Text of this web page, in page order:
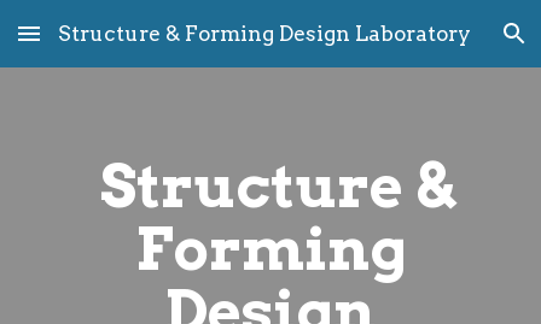
Skip to main content Skip to navigation
Structure & Forming Design Laboratory
Structure &
Forming